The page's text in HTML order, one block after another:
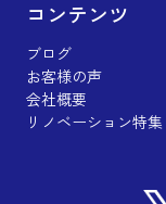
コンテンツ
ブログ
お客様の声
会社概要
リノベーション特集